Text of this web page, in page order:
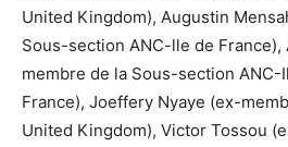
United Kingdom), Augustin
Sous-section ANC-lle de France),
membre de la Sous-section ANC-
France), Joeffery Nyaye (ex-
United Kingdom), Victor Tossou